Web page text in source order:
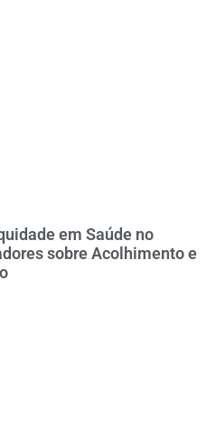
em Saúde no
sobre Acolhimento e